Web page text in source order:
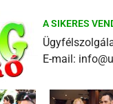
A SIKERES
E-mail: